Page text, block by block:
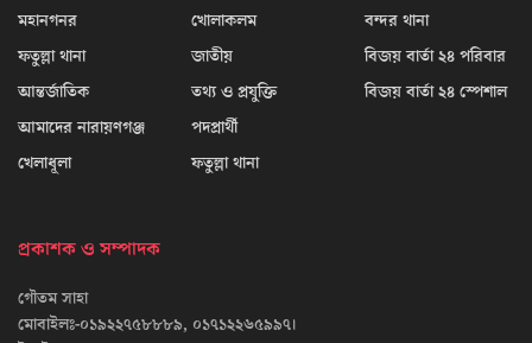
মহানগনর
ফতুল্লা থানা
আন্তর্জাতিক
আমাদের নারায়ণগঞ্জ
খেলাধূলা
খোলাকলম
জাতীয়
তথ্য ও প্রযুক্তি
পদপ্রার্থী
ফতুল্লা থানা
বন্দর থানা
বিজয় বার্তা ২৪ পরিবার
বিজয় বার্তা ২৪ স্পেশাল
প্রকাশক ও সম্পাদক
গৌতম সাহা
মোবাইলঃ-০১৯২২৭৫৮৮৮৯, ০১৭১২২৬৫৯৯৭।